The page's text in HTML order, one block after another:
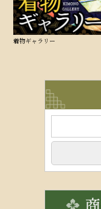
着物ギャラリー